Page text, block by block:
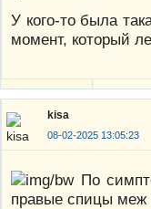
У кого-то была
момент, который
kisa
08-02-2025 13:05:23
По
правые спицы